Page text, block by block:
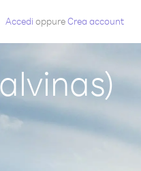
Accedi oppureCrea account